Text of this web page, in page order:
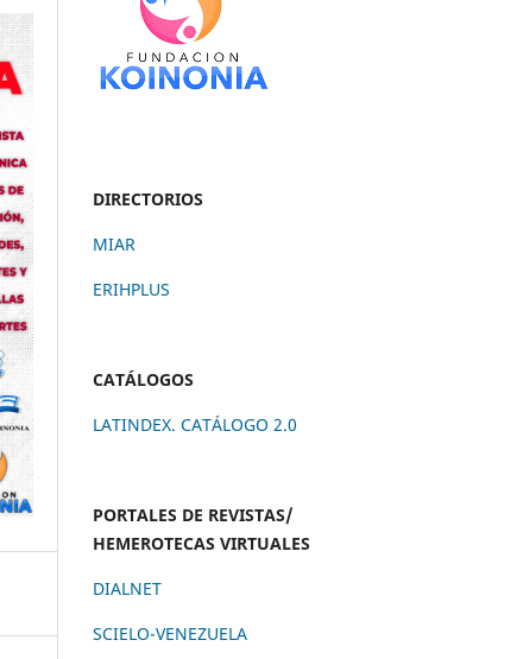
DIRECTORIOS
MIAR
ERIHPLUS
CATÁLOGOS
LATINDEX. CATÁLOGO 2.0
PORTALES DE REVISTAS/
HEMEROTECAS VIRTUALES
DIALNET
SCIELO-VENEZUELA